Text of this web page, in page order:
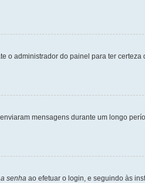
o administrador do painel para ter certeza
mensagens durante um longo
senha ao efetuar o login, e seguindo às